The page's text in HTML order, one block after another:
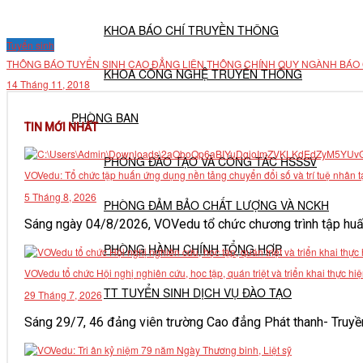
KHOA BÁO CHÍ TRUYỀN THÔNG
KHOA CÔNG NGHỆ TRUYỀN THÔNG
PHÒNG BAN
PHÒNG ĐÀO TẠO VÀ CÔNG TÁC HSSSV
PHÒNG ĐẢM BẢO CHẤT LƯỢNG VÀ NCKH
PHÒNG HÀNH CHÍNH TỔNG HỢP
TT TUYỂN SINH DỊCH VỤ ĐÀO TẠO
Tuyển sinh
THÔNG BÁO TUYỂN SINH CAO ĐẲNG LIÊN THÔNG CHÍNH QUY NGÀNH
14 Tháng 11, 2018
TIN MỚI NHẤT
VOVedu: Tổ chức tập huấn ứng dụng nền tảng chuyển đổi số và trí tuệ nhân
5 Tháng 8, 2026
Sáng ngày 04/8/2026, VOVedu tổ chức chương trình tập
VOVedu tổ chức Hội nghị nghiên cứu, học tập, quán triệt và triển khai thực
29 Tháng 7, 2026
Sáng 29/7, 46 đảng viên trường Cao đẳng Phát thanh-